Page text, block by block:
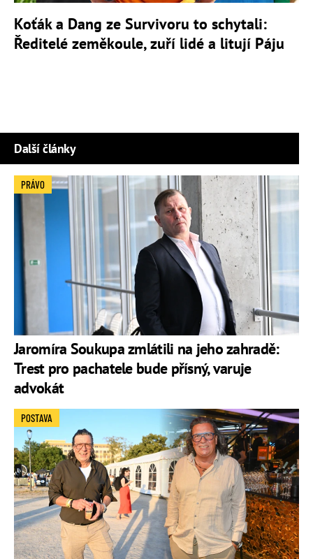
Koťák a Dang ze Survivoru to schytali:
Ředitelé zeměkoule, zuří lidé a litují Páju
Další články
Jaromíra Soukupa zmlátili na jeho zahradě:
Trest pro pachatele bude přísný, varuje
advokát
PRÁVO
POSTAVA